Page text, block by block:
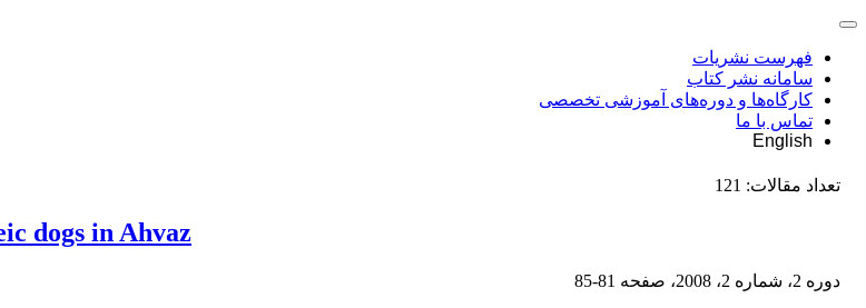
فهرست نشریات
سامانه نشر کتاب
کارگاه‌ها و دوره‌های آموزشی تخصصی
تماس با ما
English
تعداد مقالات: 121
dogs in Ahvaz
دوره 2، شماره 2، 2008، صفحه 81-85